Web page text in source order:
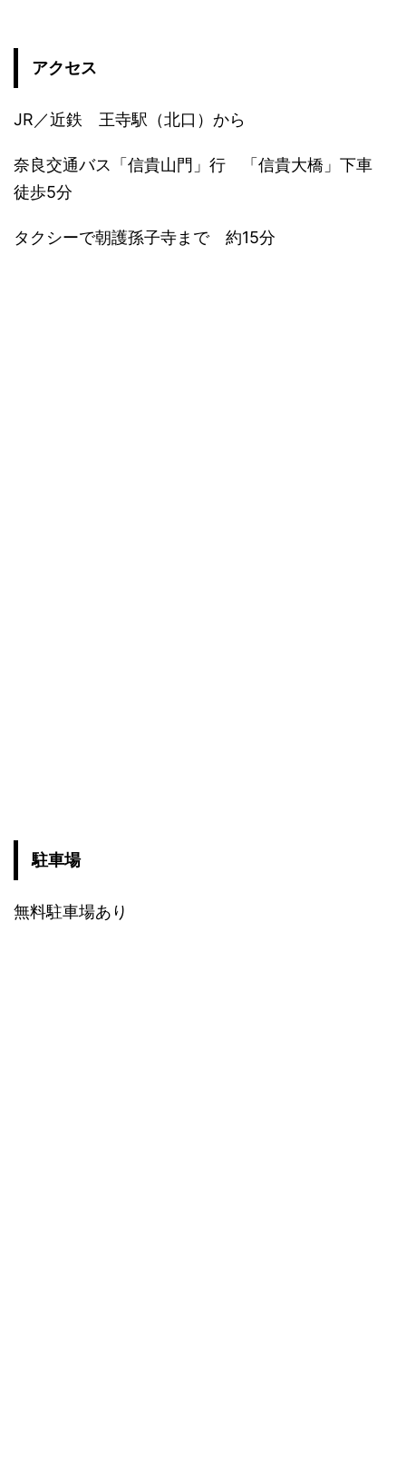
アクセス
JR／近鉄 王寺駅（北口）から
奈良交通バス「信貴山門」行 「信貴大橋」下車
徒歩5分
タクシーで朝護孫子寺まで 約15分
駐車場
無料駐車場あり